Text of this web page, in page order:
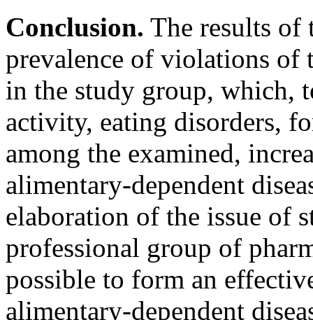
Conclusion. The results of
prevalence of violations
in the study group, which,
activity, eating disorders,
among the examined,
alimentary-dependent
elaboration of the issue of
professional group of
possible to form an
alimentary-dependent